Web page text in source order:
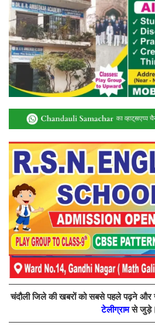
चंदौली जिले की खबरों को सबसे पहले पढ़ने और
टेलीग्रामसे